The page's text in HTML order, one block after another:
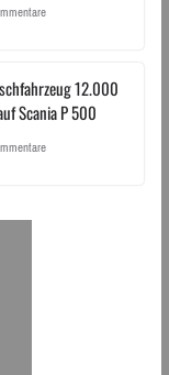
12.000
Scania P 500